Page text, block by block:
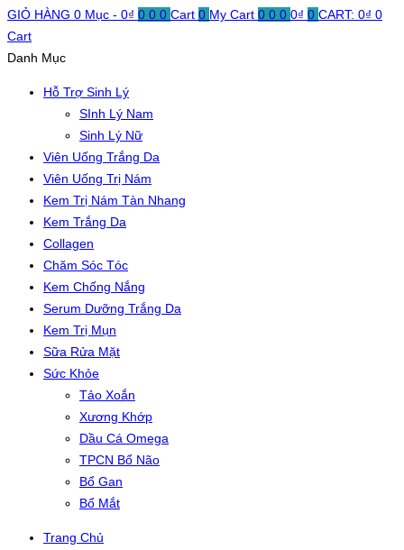
GIỎ HÀNG 0 Mục - 0₫ 0 0 0 Cart 0 My Cart 0 0 0 0₫ 0 CART: 0₫ 0
Cart
Danh Mục
Hỗ Trợ Sinh Lý
SInh Lý Nam
Sinh Lý Nữ
Viên Uống Trắng Da
Viên Uống Trị Nám
Kem Trị Nám Tàn Nhang
Kem Trắng Da
Collagen
Chăm Sóc Tóc
Kem Chống Nắng
Serum Dưỡng Trắng Da
Kem Trị Mụn
Sữa Rửa Mặt
Sức Khỏe
Tảo Xoắn
Xương Khớp
Dầu Cá Omega
TPCN Bổ Não
Bổ Gan
Bổ Mắt
Trang Chủ